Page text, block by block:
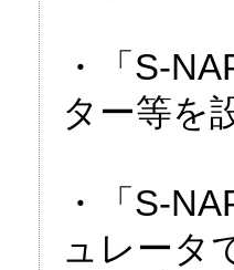
・「S-
ター等を
・「S-
ュレータ